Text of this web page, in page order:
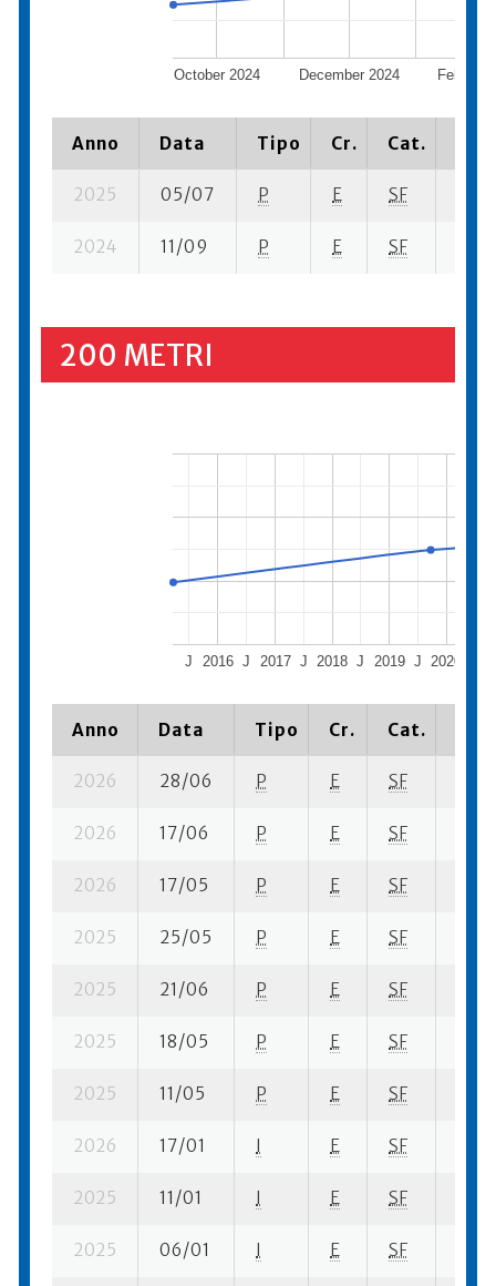
October 2024 December 2024
Anno Data Tipo Cr. Cat.
2025 05/07 P E SF
2024 11/09 P E SF
200 METRI
2016 2017 2018 2019 2020
J J J J J
Anno Data Tipo Cr. Cat.
2026 28/06 P E SF
2026 17/06 P E SF
2026 17/05 P E SF
2025 25/05 P E SF
2025 21/06 P E SF
2025 18/05 P E SF
2025 11/05 P E SF
2026 17/01 I E SF
2025 11/01 I E SF
2025 06/01 I E SF